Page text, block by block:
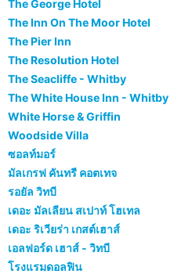
The George Hotel
The Inn On The Moor Hotel
The Pier Inn
The Resolution Hotel
The Seacliffe - Whitby
The White House Inn - Whitby
White Horse & Griffin
Woodside Villa
ซอลท์มอร์
มัลเกรฟ คันทรี คอตเทจ
รอยัล วิทบี
เดอะ มัลเลียน สเปาท์ โฮเทล
เดอะ ริเวียร่า เกสต์เฮาส์
เอลฟอร์ด เฮาส์ - วิทบี
โรงแรมดอลฟิน